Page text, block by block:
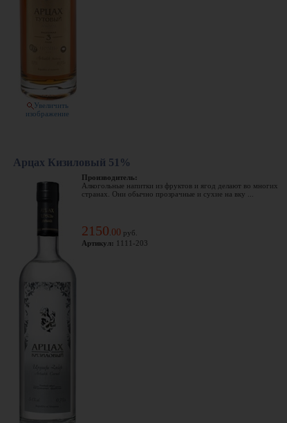
Увеличить
изображение
Арцах Кизиловый 51%
Производитель:
Алкогольные напитки из фруктов и ягод делают во многих
странах. Они обычно прозрачные и сухие на вку ...
2150 00 руб.
Артикул: 1111-203